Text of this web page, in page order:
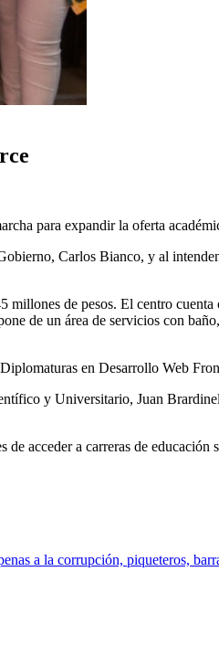
para expandir la oferta
Carlos Bianco, y al
de pesos. El centro
de un área de servicios con
en Desarrollo Web
y Universitario, Juan
acceder a carreras de
a la corrupción, piqueteros,